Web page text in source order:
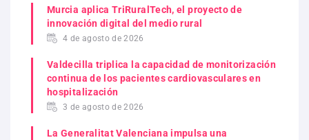
Murcia aplica TriRuralTech, el proyecto de
innovación digital del medio rural
4 de agosto de 2026
Valdecilla triplica la capacidad de monitorización
continua de los pacientes cardiovasculares en
hospitalización
3 de agosto de 2026
La Generalitat Valenciana impulsa una